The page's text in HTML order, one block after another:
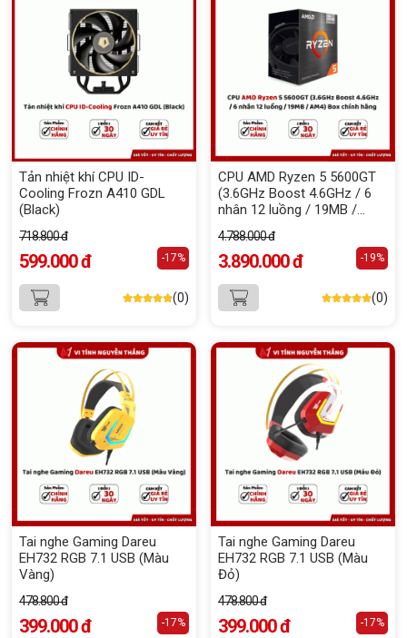
Tản nhiệt khí CPU ID-
Cooling Frozn A410 GDL
(Black)
718.800 đ
599.000 đ -17%
(0)
CPU AMD Ryzen 5 5600GT
(3.6GHz Boost 4.6GHz / 6
nhân 12 luồng / 19MB /
4.788.000 đ
3.890.000 đ -19%
(0)
Tai nghe Gaming Dareu
EH732 RGB 7.1 USB (Màu
Vàng)
478.800 đ
399.000 đ -17%
Tai nghe Gaming Dareu
EH732 RGB 7.1 USB (Màu
Đỏ)
478.800 đ
399.000 đ -17%